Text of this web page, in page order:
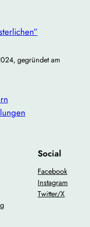
sind
darauf, neue
könnt,
können.
verbringen und
gegründet am
Social
Facebook
Instagram
Twitter/X